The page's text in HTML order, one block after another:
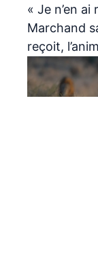
« Je n’en
Marchand
reçoit,